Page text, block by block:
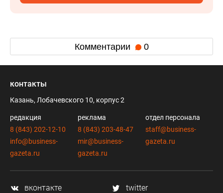
Комментарии 0
контакты
Казань, Лобачевского 10, корпус 2
редакция
8 (843) 202-12-10
info@business-
gazeta.ru
реклама
8 (843) 203-48-47
mir@business-
gazeta.ru
отдел персонала
staff@business-
gazeta.ru
вконтакте
twitter